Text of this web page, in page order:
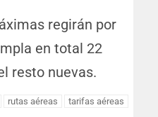
regirán por
en total 22
resto nuevas.
rutas aéreas tarifas aéreas